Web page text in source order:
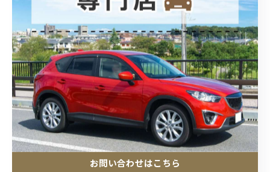
--------------------------------------------------------------------
POLARIS カーコーティング
住所 :埼玉県加須市騎西30−９
電話番号 :0480-53-6092
お問い合わせはこちら